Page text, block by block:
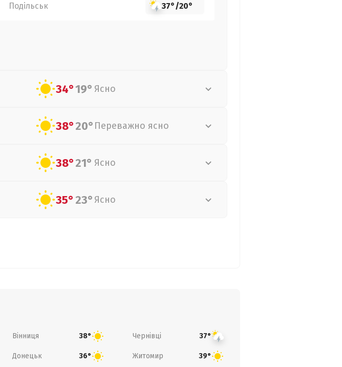
Подільськ 37°/20°
34°19° Ясно
38°20° Переважно ясно
38°21° Ясно
35°23° Ясно
Вінниця 38° Чернівці 37°
Донецьк 36° Житомир 39°